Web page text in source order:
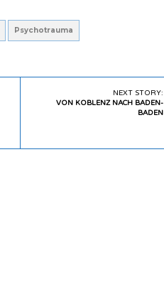
Psychotrauma
NEXT STORY:
VON KOBLENZ NACH BADEN-
BADEN